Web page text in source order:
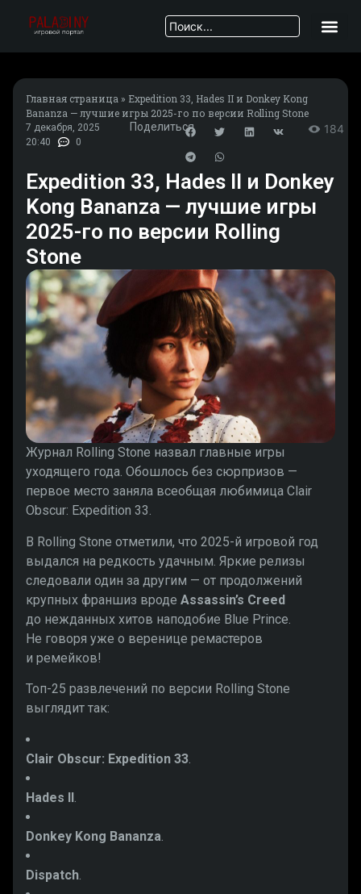
Главная страница » Expedition 33, Hades II и Donkey Kong
Bananza — лучшие игры 2025-го по версии Rolling Stone
7 декабря, 2025
20:40
0
Поделиться 184
Expedition 33, Hades II и Donkey
Kong Bananza — лучшие игры
2025-го по версии Rolling
Stone
Журнал Rolling Stone назвал главные игры
уходящего года. Обошлось без сюрпризов —
первое место заняла всеобщая любимица Clair
Obscur: Expedition 33.
В Rolling Stone отметили, что 2025-й игровой год
выдался на редкость удачным. Яркие релизы
следовали один за другим — от продолжений
крупных франшиз вроде Assassin’s Creed
до нежданных хитов наподобие Blue Prince.
Не говоря уже о веренице ремастеров
и ремейков!
Топ-25 развлечений по версии Rolling Stone
выглядит так:
Clair Obscur: Expedition 33
Hades II
Donkey Kong Bananza
Dispatch